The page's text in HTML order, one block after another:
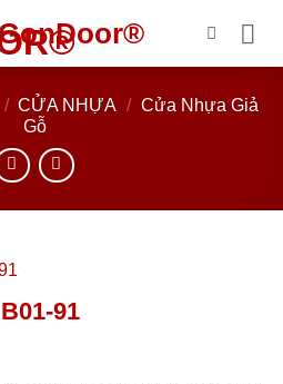
/ CỬA NHỰA / Cửa Nhựa Giả
Gỗ
91